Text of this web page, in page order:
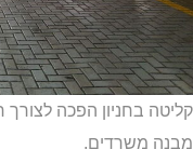
קליטה בחניון הפכה לצורך
מבנה משרדים.